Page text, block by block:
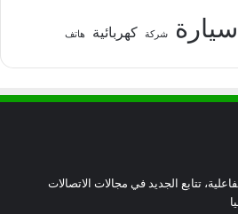
سيارة شركة كهربائية هاتف
تتابع الجديد في مجالات الاتصالات